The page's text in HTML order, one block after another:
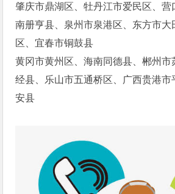
肇庆市鼎湖区、牡丹江市爱民区、营
南册亨县、泉州市泉港区、东方市大
区、宜春市铜鼓县
黄冈市黄州区、海南同德县、郴州市
经县、乐山市五通桥区、广西贵港市
安县